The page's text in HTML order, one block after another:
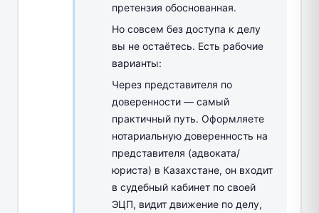
претензия обоснованная.
Но совсем без доступа к делу
вы не остаётесь. Есть рабочие
варианты:
Через представителя по
доверенности — самый
практичный путь. Оформляете
нотариальную доверенность на
представителя (адвоката/
юриста) в Казахстане, он входит
в судебный кабинет по своей
ЭЦП, видит движение по делу,